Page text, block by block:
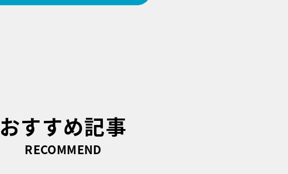
おすすめ記事
RECOMMEND